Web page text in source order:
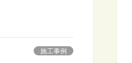
施工事例